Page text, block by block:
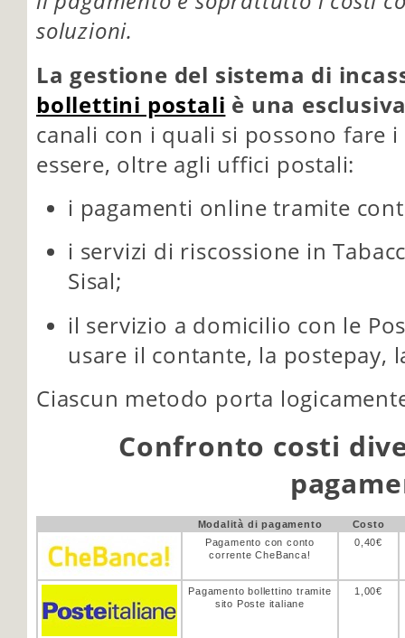
soluzioni.
La gestione del sistema di
bollettini postali è una
canali con i quali si possono fare
essere, oltre agli uffici postali:
i pagamenti online tramite
i servizi di riscossione in
Sisal;
il servizio a domicilio con le
usare il contante, la postepay,
Ciascun metodo porta
Confronto costi
Modalità di pagamento
Costo
Pagamento con conto
corrente CheBanca!
0,40€
Pagamento bollettino tramite
sito Poste italiane
1,00€